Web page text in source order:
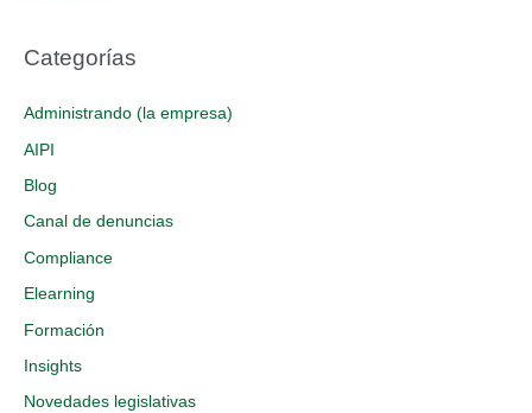
Categorías
Administrando (la empresa)
AIPI
Blog
Canal de denuncias
Compliance
Elearning
Formación
Insights
Novedades legislativas